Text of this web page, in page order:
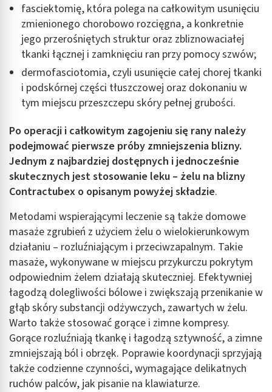
fasciektomię, która polega na całkowitym usunięciu
zmienionego chorobowo rozcięgna, a konkretnie
jego przerośniętych struktur oraz zbliznowaciałej
tkanki łącznej i zamknięciu ran przy pomocy szwów;
dermofasciotomia, czyli usunięcie całej chorej tkanki
i podskórnej części tłuszczowej oraz dokonaniu w
tym miejscu przeszczepu skóry pełnej grubości.
Po operacji i całkowitym zagojeniu się rany należy
podejmować pierwsze próby zmniejszenia blizny.
Jednym z najbardziej dostępnych i jednocześnie
skutecznych jest stosowanie leku – żelu na blizny
Contractubex o opisanym powyżej składzie.
Metodami wspierającymi leczenie są także domowe
masaże zgrubień z użyciem żelu o wielokierunkowym
działaniu – rozluźniającym i przeciwzapalnym. Takie
masaże, wykonywane w miejscu przykurczu pokrytym
odpowiednim żelem działają skuteczniej. Efektywniej
łagodzą dolegliwości bólowe i zwiększają przenikanie w
głąb skóry substancji odżywczych, zawartych w żelu.
Warto także stosować gorące i zimne kompresy.
Gorące rozluźniają tkankę i łagodzą sztywność, a zimne
zmniejszają ból i obrzęk. Poprawie koordynacji sprzyjają
także codzienne czynności, wymagające delikatnych
ruchów palców, jak pisanie na klawiaturze.